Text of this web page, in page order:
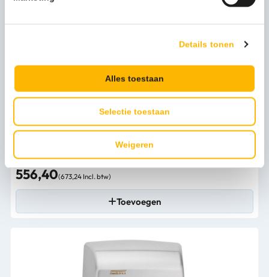
Details tonen
Alles toestaan
Selectie toestaan
Weigeren
Mediclinics Handendroger hoogglans automatisch - 12360
556,40(673,24 Incl. btw)
Toevoegen